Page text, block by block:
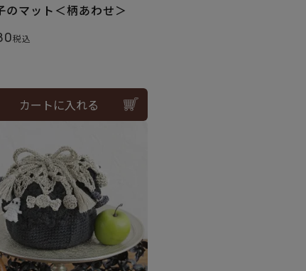
のマット＜柄あわせ＞
税込
カートに入れる